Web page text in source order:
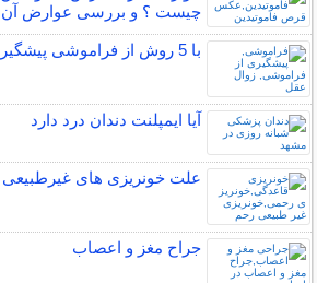
چیست ؟ و بررسی عوارض آن
با 5 روش از فراموشی پیشگیری کنید
آیا ایمپلنت دندان درد دارد
علت خونریزی های
جراح مغز و اعصاب